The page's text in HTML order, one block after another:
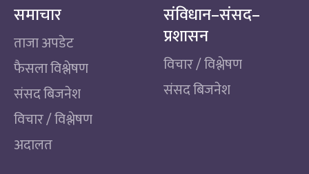
समाचार
ताजा अपडेट
फैसला विश्लेषण
संसद बिजनेश
विचार / विश्लेषण
अदालत
संविधान–संसद–
प्रशासन
विचार / विश्लेषण
संसद बिजनेश